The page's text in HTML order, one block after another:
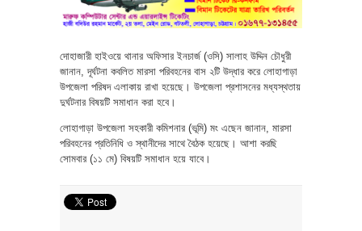
দোহাজারী হাইওয়ে থানার অফিসার ইনচার্জ (ওসি) সালাহ উদ্দিন চৌধুরী
জানান, দূর্ঘটনা কবলিত মারসা পরিবহনের বাস ২টি উদ্ধার করে লোহাগাড়া
উপজেলা পরিষদ এলাকায় রাখা হয়েছে। উপজেলা প্রশাসনের মধ্যস্থতায়
দুর্ঘটনার বিষয়টি সমাধান করা হবে।
লোহাগাড়া উপজেলা সহকারী কমিশনার (ভূমি) মং এছেন জানান, মারসা
পরিবহনের প্রতিনিধি ও স্থানীদের সাথে বৈঠক হয়েছে। আশা করছি
সোমবার (১১ মে) বিষয়টি সমাধান হয়ে যাবে।